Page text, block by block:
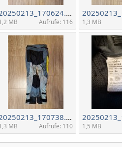
20250213_170624.jpg
MB Aufrufe: 116 1,3 MB
20250213_170738.jpg
MB Aufrufe: 110 1,5 MB